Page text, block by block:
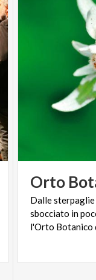
Orto
Dalle sterpaglie
sbocciato in
l'Orto Botanico